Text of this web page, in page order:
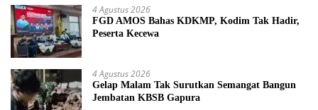
4 Agustus 2026
FGD AMOS Bahas KDKMP, Kodim Tak Hadir,
Peserta Kecewa
4 Agustus 2026
Gelap Malam Tak Surutkan Semangat Bangun
Jembatan KBSB Gapura